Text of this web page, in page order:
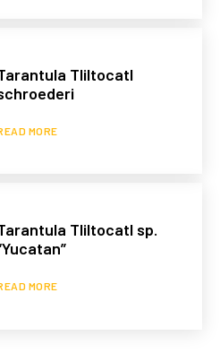
Tliltocatl
MORE
Tliltocatl sp.
MORE